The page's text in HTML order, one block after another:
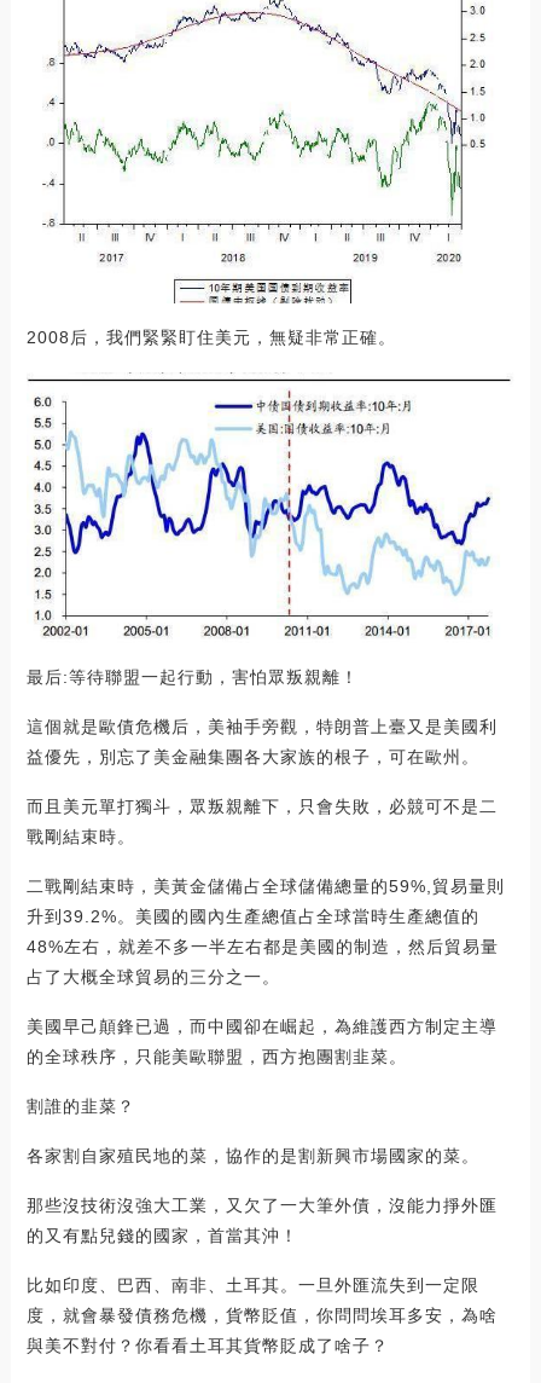
2008后，我們緊緊盯住美元，無疑非常正確。
最后:等待聯盟一起行動，害怕眾叛親離！
這個就是歐債危機后，美袖手旁觀，特朗普上臺又是美國利
益優先，別忘了美金融集團各大家族的根子，可在歐州。
而且美元單打獨斗，眾叛親離下，只會失敗，必競可不是二
戰剛結束時。
二戰剛結束時，美黃金儲備占全球儲備總量的59%,貿易量則
升到39.2%。美國的國內生產總值占全球當時生產總值的
48%左右，就差不多一半左右都是美國的制造，然后貿易量
占了大概全球貿易的三分之一。
美國早己顛鋒已過，而中國卻在崛起，為維護西方制定主導
的全球秩序，只能美歐聯盟，西方抱團割韭菜。
割誰的韭菜？
各家割自家殖民地的菜，協作的是割新興市場國家的菜。
那些沒技術沒強大工業，又欠了一大筆外債，沒能力掙外匯
的又有點兒錢的國家，首當其沖！
比如印度、巴西、南非、土耳其。一旦外匯流失到一定限
度，就會暴發債務危機，貨幣貶值，你問問埃耳多安，為啥
與美不對付？你看看土耳其貨幣貶成了啥子？